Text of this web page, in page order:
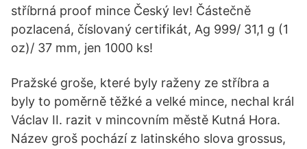
stříbrná proof mince Český lev! Částečně
pozlacená, číslovaný certifikát, Ag 999/ 31,1 g (1
oz)/ 37 mm, jen 1000 ks!
Pražské groše, které byly raženy ze stříbra a
byly to poměrně těžké a velké mince, nechal král
Václav II. razit v mincovním městě Kutná Hora.
Název groš pochází z latinského slova grossus,